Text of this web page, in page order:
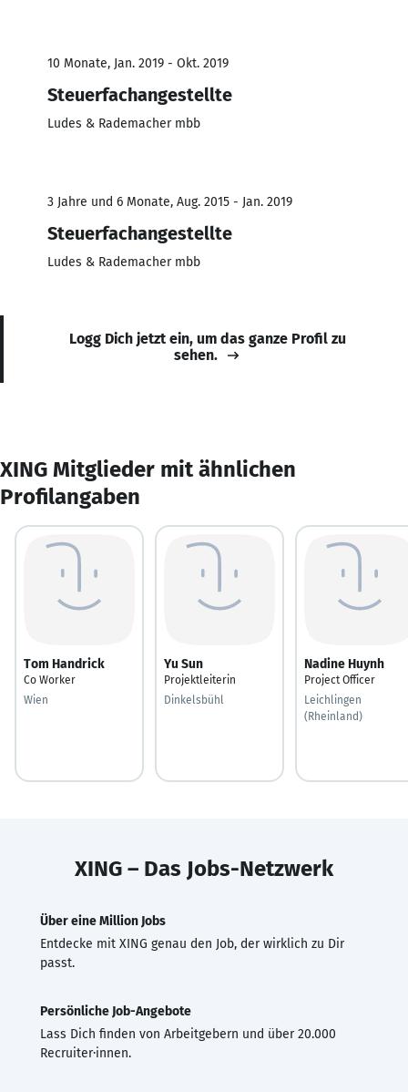
10 Monate, Jan. 2019 - Okt. 2019
Steuerfachangestellte
Ludes & Rademacher mbb
3 Jahre und 6 Monate, Aug. 2015 - Jan. 2019
Steuerfachangestellte
Ludes & Rademacher mbb
Logg Dich jetzt ein, um das ganze Profil zu
sehen.
XING Mitglieder mit ähnlichen
Profilangaben
Tom Handrick
Co Worker
Wien
Yu Sun
Projektleiterin
Dinkelsbühl
Nadine Huynh
Project Officer
Leichlingen
(Rheinland)
XING – Das Jobs-Netzwerk
Über eine Million Jobs
Entdecke mit XING genau den Job, der wirklich zu Dir
passt.
Persönliche Job-Angebote
Lass Dich finden von Arbeitgebern und über 20.000
Recruiter·innen.